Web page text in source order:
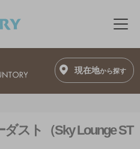
メ
現在地から探す
スト（Sky Lounge ST